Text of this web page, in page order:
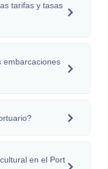
tarifas y tasas
embarcaciones
en el Port